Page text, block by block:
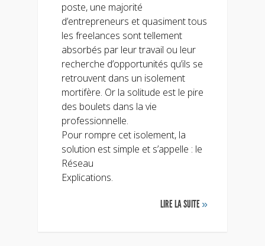
poste, une majorité
d’entrepreneurs et quasiment tous
les freelances sont tellement
absorbés par leur travail ou leur
recherche d’opportunités qu’ils se
retrouvent dans un isolement
mortifère. Or la solitude est le pire
des boulets dans la vie
professionnelle.
Pour rompre cet isolement, la
solution est simple et s’appelle : le
Réseau
Explications.
LIRE LA SUITE»